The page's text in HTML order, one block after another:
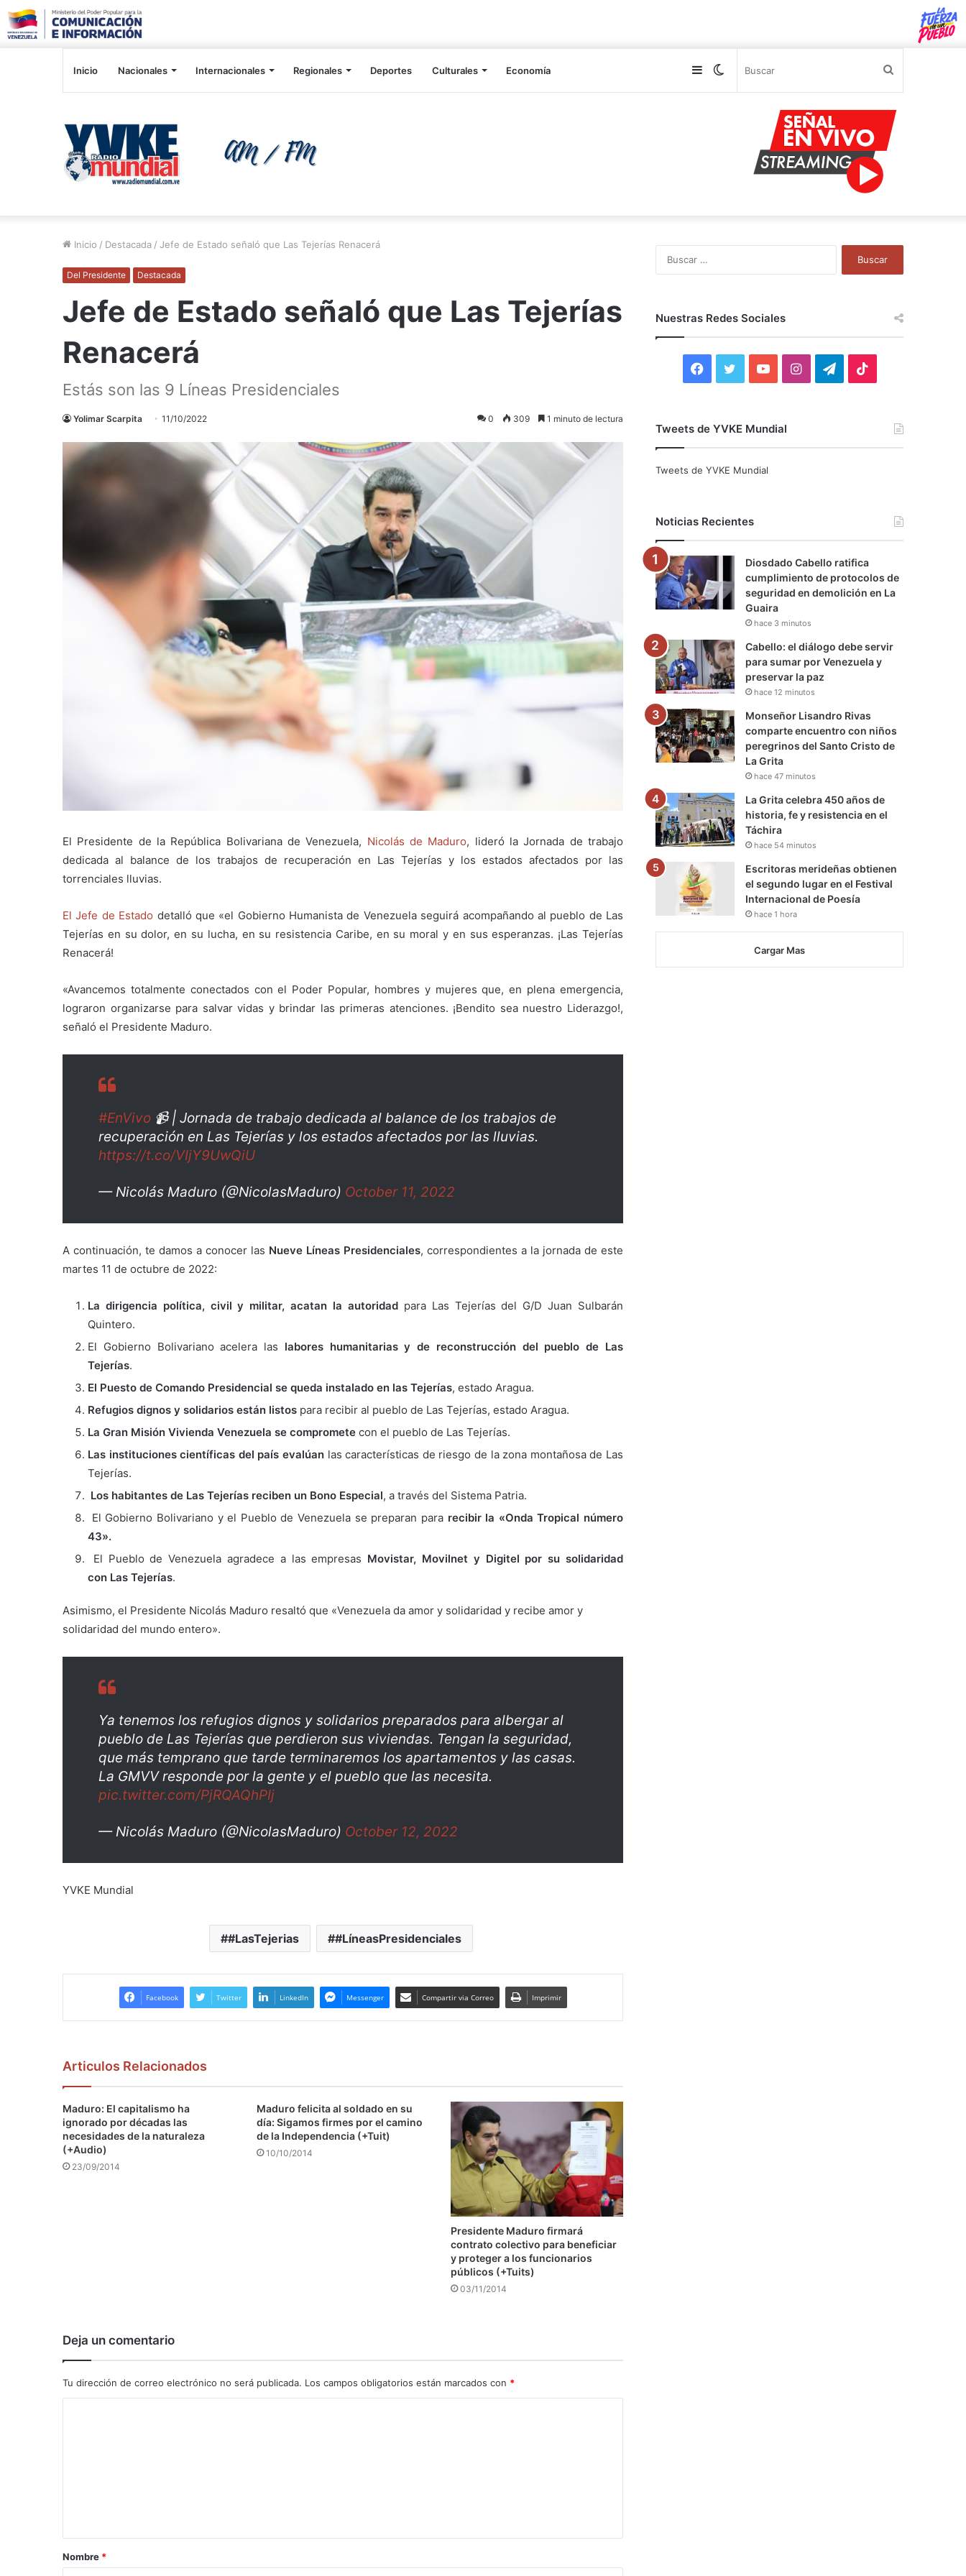
Inicio Nacionales Internacionales Regionales Deportes Culturales Economía Switch
Sidebar
Inicio / Destacada / Jefe de Estado señaló que Las Tejerías Renacerá
Del Presidente Destacada
Jefe de Estado señaló que Las Tejerías
Renacerá
Estás son las 9 Líneas Presidenciales
Yolimar Scarpita 11/10/2022 0 309 1 minuto de lectura
El Presidente de la República Bolivariana de Venezuela, Nicolás de Maduro, lideró laJornada de trabajo
dedicada al balance de los trabajos de recuperación en Las Tejerías y los estados afectados por las
torrenciales lluvias.
El Jefe de Estado detalló que «el Gobierno Humanista de Venezuela seguirá acompañando al pueblo de Las
Tejerías en su dolor, en su lucha, en su resistencia Caribe, en su moral y en sus esperanzas. ¡Las Tejerías
Renacerá!
«Avancemos totalmente conectados con el Poder Popular, hombres y mujeres que, en plena emergencia,
lograron organizarse para salvar vidas y brindar las primeras atenciones. ¡Bendito sea nuestro Liderazgo!,
señaló el Presidente Maduro.
#EnVivo 📹 | Jornada de trabajo dedicada al balance de los trabajos de
recuperación en Las Tejerías y los estados afectados por las lluvias.
https://t.co/VIjY9UwQiU
— Nicolás Maduro (@NicolasMaduro) October 11, 2022
A continuación, te damos a conocer las Nueve Líneas Presidenciales, correspondientes a la jornada de este
martes 11 de octubre de 2022:
La dirigencia política, civil y militar, acatan la autoridadpara Las Tejerías del G/D Juan Sulbarán
Quintero.
El Gobierno Bolivariano acelera las labores humanitarias y de reconstrucción del pueblo de Las
Tejerías.
El Puesto de Comando Presidencial se queda instalado en las Tejerías, estado Aragua.
Refugios dignos y solidarios están listos para recibir al pueblo de Las Tejerías, estado Aragua.
La Gran Misión Vivienda Venezuela se compromete con el pueblo de Las Tejerías.
Las instituciones científicas del país evalúan las características de riesgo de la zona montañosa de Las
Tejerías.
Los habitantes de Las Tejerías reciben un Bono Especial, a través del Sistema Patria.
El Gobierno Bolivariano y el Pueblo de Venezuela se preparan para recibir la «Onda Tropical número
43».
El Pueblo de Venezuela agradece a las empresas Movistar, Movilnet y Digitel por su solidaridad
con Las Tejerías.
Asimismo, el Presidente Nicolás Maduro resaltó que «Venezuela da amor y solidaridad y recibe amor y
solidaridad del mundo entero».
Ya tenemos los refugios dignos y solidarios preparados para albergar al
pueblo de Las Tejerías que perdieron sus viviendas. Tengan la seguridad,
que más temprano que tarde terminaremos los apartamentos y las casas.
La GMVV responde por la gente y el pueblo que las necesita.
pic.twitter.com/PjRQAQhPIj
— Nicolás Maduro (@NicolasMaduro) October 12, 2022
YVKE Mundial
#LasTejerias #LíneasPresidenciales
Facebook Twitter LinkedIn Messenger Compartir via Correo Imprimir
Articulos Relacionados
Maduro: El capitalismo ha
ignorado por décadas las
necesidades de la naturaleza
(+Audio)
23/09/2014
Maduro felicita al soldado en su
día: Sigamos firmes por el camino
de la Independencia (+Tuit)
10/10/2014
Presidente Maduro firmará
contrato colectivo para beneficiar
y proteger a los funcionarios
públicos (+Tuits)
03/11/2014
Deja un comentario
Tu dirección de correo electrónico no será publicada. Los campos obligatorios están marcados con *
a
r
Nombre *
Nuestras Redes Sociales
F
c
o
k
i
r
Y
u
e
I
r
a
m
T
a
m
Tweets de YVKE Mundial
Tweets de YVKE Mundial
Noticias Recientes
Diosdado Cabello ratifica
cumplimiento de protocolos de
seguridad en demolición en La
Guaira
hace 3 minutos
Cabello: el diálogo debe servir
para sumar por Venezuela y
preservar la paz
hace 12 minutos
Monseñor Lisandro Rivas
comparte encuentro con niños
peregrinos del Santo Cristo de
La Grita
hace 47 minutos
La Grita celebra 450 años de
historia, fe y resistencia en el
Táchira
hace 54 minutos
Escritoras merideñas obtienen
el segundo lugar en el Festival
Internacional de Poesía
hace 1 hora
Cargar Mas